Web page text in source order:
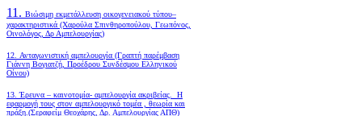
11. Βιώσιμη εκμετάλλευση οικογενειακού τύπου–
χαρακτηριστικά (Χαρούλα Σπινθηροπούλου, Γεωπόνος,
Οινολόγος, Δρ Αμπελουργίας)
12. Ανταγωνιστική αμπελουργία (Γραπτή παρέμβαση
Γιάννη Βογιατζή, Προέδρου Συνδέσμου Ελληνικού
Οίνου)
13. Έρευνα – καινοτομία- αμπελουργία ακριβείας. Η
εφαρμογή τους στον αμπελουργικό τομέα , θεωρία και
πράξη.(Σεραφείμ Θεοχάρης, Δρ. Αμπελουργίας ΑΠΘ)